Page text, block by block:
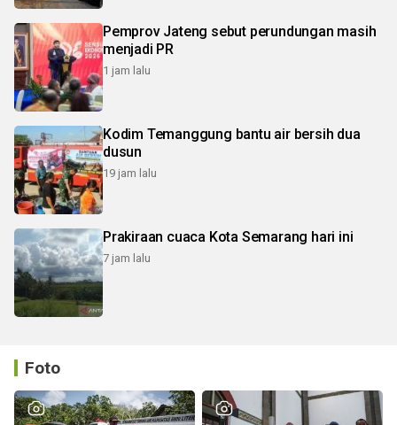
Pemprov Jateng sebut perundungan masih
menjadi PR
1 jam lalu
Kodim Temanggung bantu air bersih dua
dusun
19 jam lalu
Prakiraan cuaca Kota Semarang hari ini
7 jam lalu
Foto